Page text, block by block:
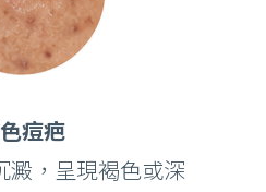
痘疤
澱，呈現褐色或深